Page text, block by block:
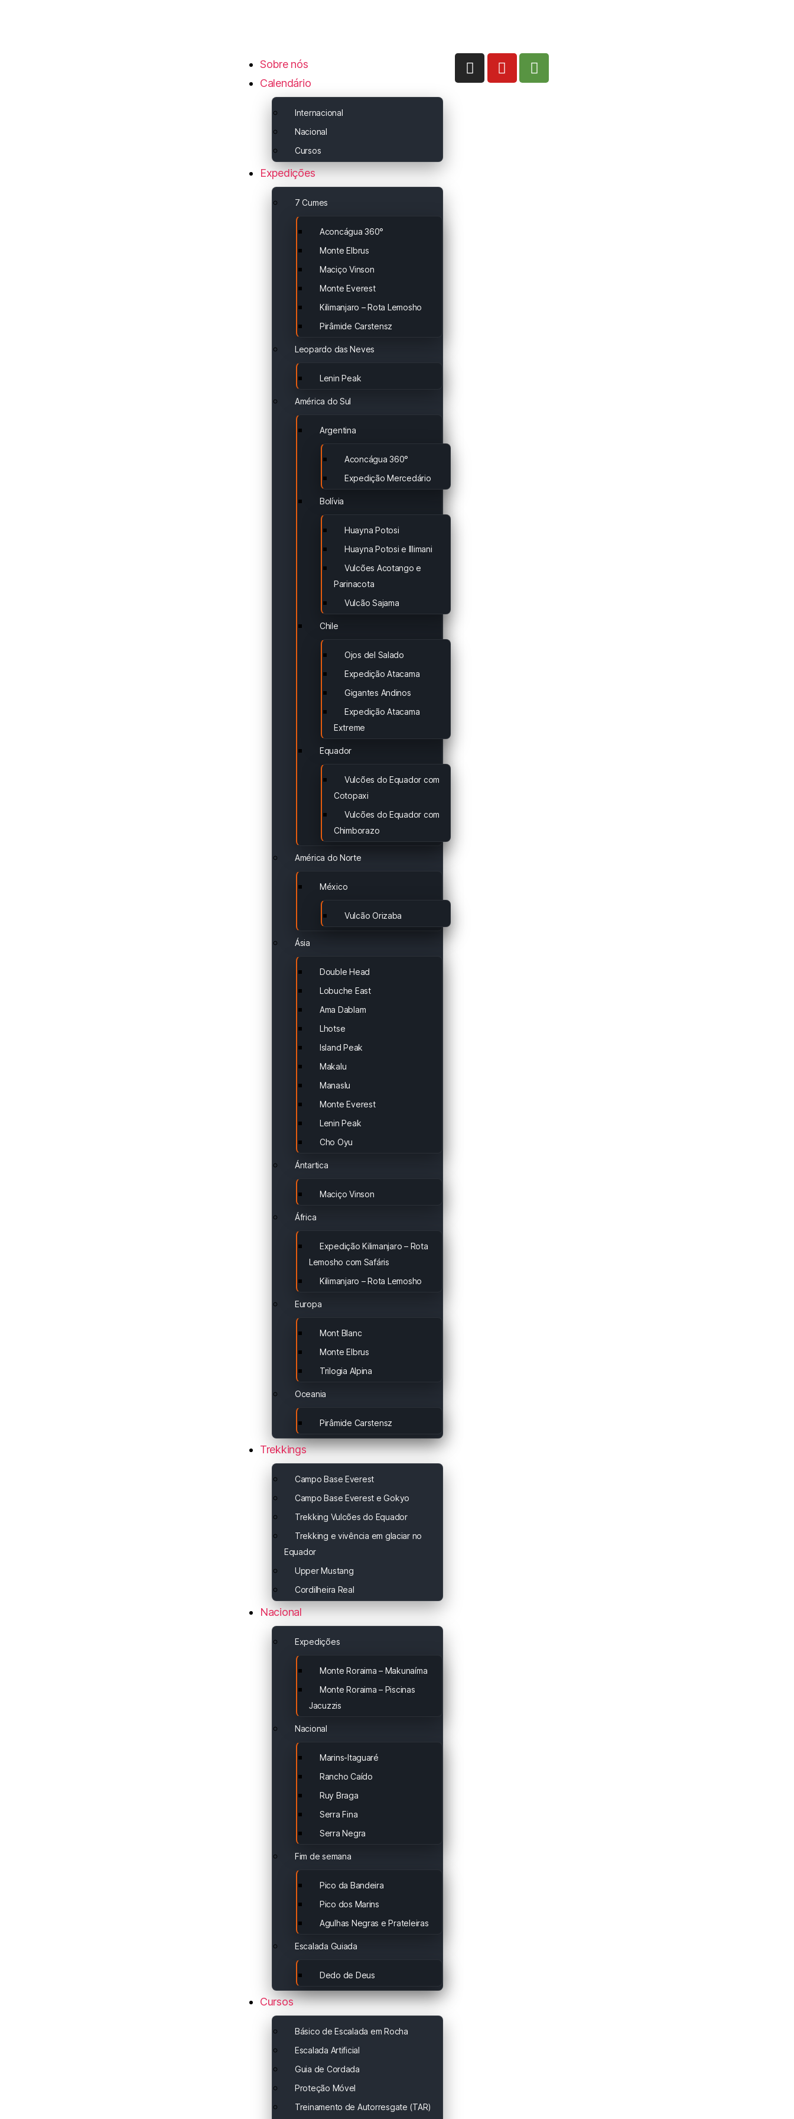
Sobre nós
Calendário
Internacional
Nacional
Cursos
Expedições
7 Cumes
Aconcágua 360°
Monte Elbrus
Maciço Vinson
Monte Everest
Kilimanjaro – Rota Lemosho
Pirâmide Carstensz
Leopardo das Neves
Lenin Peak
América do Sul
Argentina
Aconcágua 360°
Expedição Mercedário
Bolívia
Huayna Potosi
Huayna Potosi e Illimani
Vulcões Acotango e
Parinacota
Vulcão Sajama
Chile
Ojos del Salado
Expedição Atacama
Gigantes Andinos
Expedição Atacama
Extreme
Equador
Vulcões do Equador com
Cotopaxi
Vulcões do Equador com
Chimborazo
América do Norte
México
Vulcão Orizaba
Ásia
Double Head
Lobuche East
Ama Dablam
Lhotse
Island Peak
Makalu
Manaslu
Monte Everest
Lenin Peak
Cho Oyu
Ántartica
Maciço Vinson
África
Expedição Kilimanjaro – Rota
Lemosho com Safáris
Kilimanjaro – Rota Lemosho
Europa
Mont Blanc
Monte Elbrus
Trilogia Alpina
Oceania
Pirâmide Carstensz
Trekkings
Campo Base Everest
Campo Base Everest e Gokyo
Trekking Vulcões do Equador
Trekking e vivência em glaciar no
Equador
Upper Mustang
Cordilheira Real
Nacional
Expedições
Monte Roraima – Makunaíma
Monte Roraima – Piscinas
Jacuzzis
Nacional
Marins-Itaguaré
Rancho Caído
Ruy Braga
Serra Fina
Serra Negra
Fim de semana
Pico da Bandeira
Pico dos Marins
Agulhas Negras e Prateleiras
Escalada Guiada
Dedo de Deus
Cursos
Básico de Escalada em Rocha
Escalada Artificial
Guia de Cordada
Proteção Móvel
Treinamento de Autorresgate (TAR)